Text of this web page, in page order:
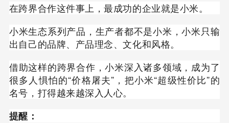
在跨界合作这件事上，最成功的企业就是小米。
小米生态系列产品，生产者都不是小米，小米只输
出自己的品牌、产品理念、文化和风格。
借助这样的跨界合作，小米深入诸多领域，成为了
很多人惧怕的“价格屠夫”，把小米“超级性价比”的
名号，打得越来越深入人心。
提醒：